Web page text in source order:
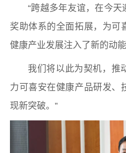
“跨越多年友谊，在今
奖助体系的全面拓展，为可
健康产业发展注入了新的动能
我们将以此为契机，推
力可喜安在健康产品研发、
现新突破。”